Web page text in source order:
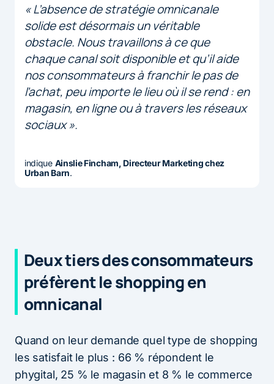
« L’absence de stratégie omnicanale
solide est désormais un véritable
obstacle. Nous travaillons à ce que
chaque canal soit disponible et qu’il aide
nos consommateurs à franchir le pas de
l’achat, peu importe le lieu où il se rend : en
magasin, en ligne ou à travers les réseaux
sociaux ».
indique Ainslie Fincham, Directeur Marketing chez
Urban Barn.
Deux tiers des consommateurs
préfèrent le shopping en
omnicanal
Quand on leur demande quel type de shopping
les satisfait le plus : 66 % répondent le
phygital, 25 % le magasin et 8 % le commerce